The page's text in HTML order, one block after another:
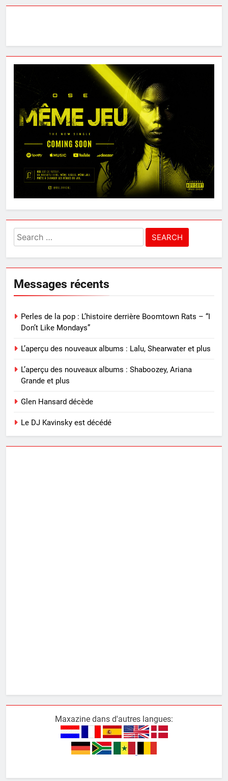
Search
for:
Messages récents
Perles de la pop : L’histoire derrière Boomtown Rats – “I
Don’t Like Mondays”
L’aperçu des nouveaux albums : Lalu, Shearwater et plus
L’aperçu des nouveaux albums : Shaboozey, Ariana
Grande et plus
Glen Hansard décède
Le DJ Kavinsky est décédé
Maxazine dans d'autres langues: